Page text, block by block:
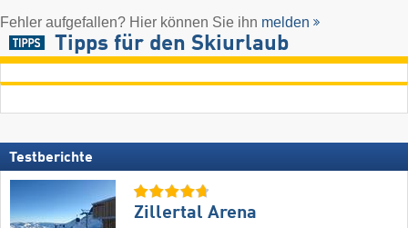
Fehler aufgefallen? Hier können Sie ihn melden
Tipps für den Skiurlaub
Testberichte
Zillertal Arena